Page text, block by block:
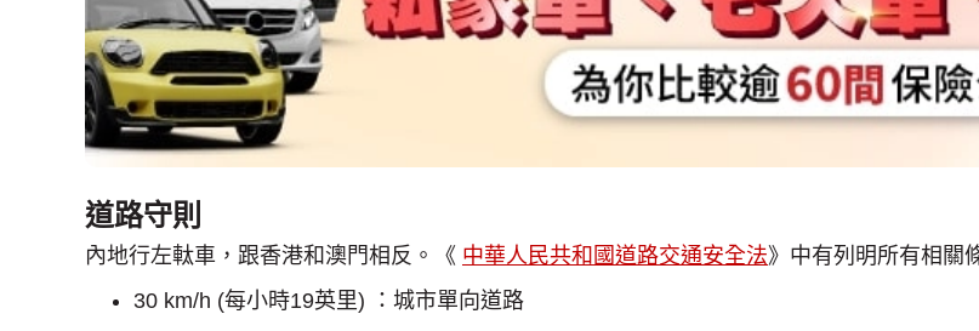
道路守則
內地行左軚車，跟香港和澳門相反。《 中華人民共和國道路交通安全法》中有列明所有相關
30 km/h (每小時19英里) ：城市單向道路